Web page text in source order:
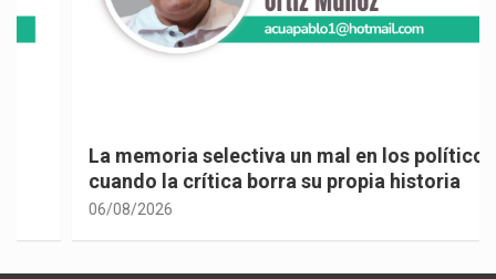
La memoria selectiva un mal en los políticos,
cuando la crítica borra su propia historia
06/08/2026